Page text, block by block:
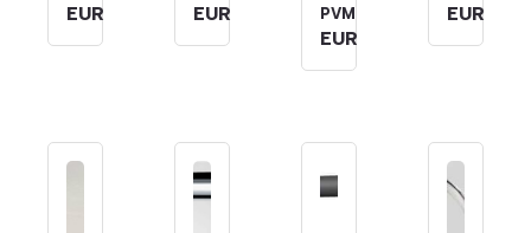
EUR EUR
PVM
EUR
EUR